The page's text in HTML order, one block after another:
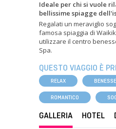
Ideale per chi si vuole
bellissime spiagge
Regalati un meraviglio
famosa spiaggia di
utilizzare il centro
Spa.
QUESTO VIAGGIO È
RELAX
ROMANTICO
GALLERIA HOTEL